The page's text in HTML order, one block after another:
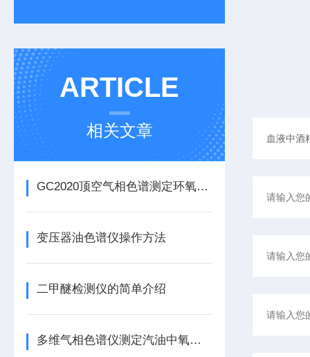
ARTICLE
相关文章
GC2020顶空气相色谱测定环氧乙烷残留
变压器油色谱仪操作方法
二甲醚检测仪的简单介绍
多维气相色谱仪测定汽油中氧含量方法